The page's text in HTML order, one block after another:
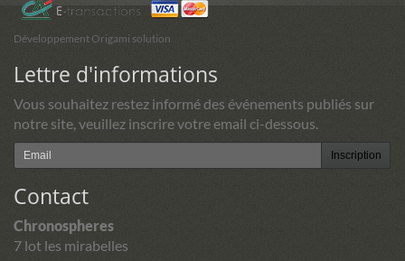
Développement Origami solution
Lettre d'informations
Vous souhaitez restez informé des événements publiés sur
notre site, veuillez inscrire votre email ci-dessous.
Inscription
Contact
Chronospheres
7 lot les mirabelles